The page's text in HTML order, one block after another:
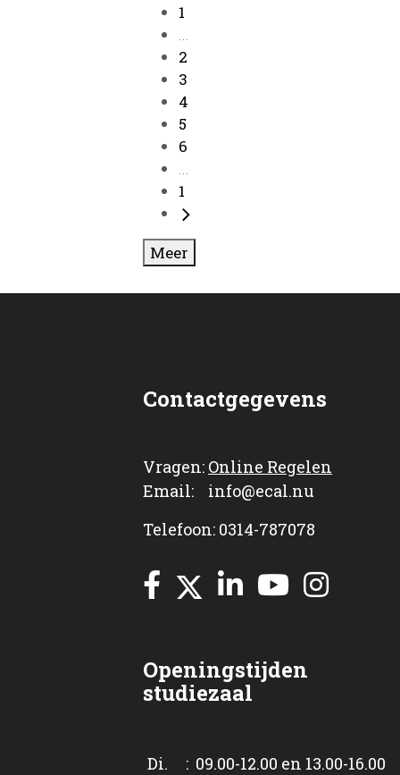
1
...
2
3
4
5
6
...
1
Meer
Contactgegevens
Vragen: Online Regelen
Email: info@ecal.nu
Telefoon: 0314-787078
Openingstijden
studiezaal
Di. : 09.00-12.00 en 13.00-16.00